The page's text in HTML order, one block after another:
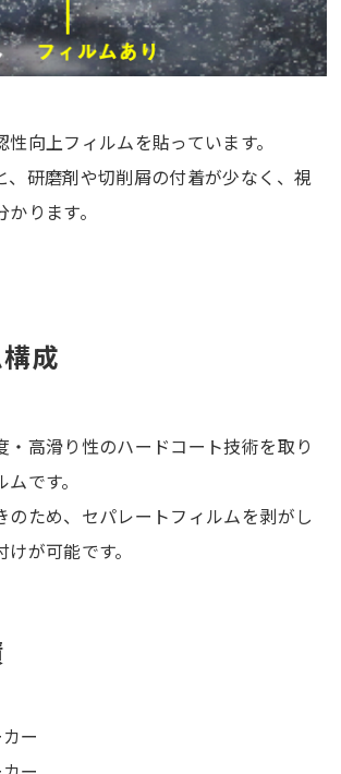
向上フィルムを貼っています。
、研磨剤や切削屑の付着が少なく、視
ります。
成
・高滑り性のハードコート技術を取り
です。
のため、セパレートフィルムを剥がし
が可能です。
ー